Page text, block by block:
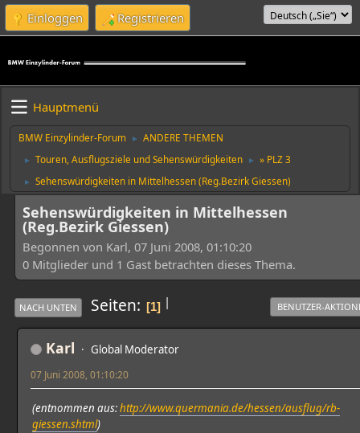
Einloggen Registrieren
Hauptmenü
BMW Einzylinder-Forum ► ANDERE THEMEN
► Touren, Ausflugsziele und Sehenswürdigkeiten ► » PLZ 3
► Sehenswürdigkeiten in Mittelhessen (Reg.Bezirk Giessen)
Sehenswürdigkeiten in Mittelhessen
(Reg.Bezirk Giessen)
Begonnen von Karl, 07 Juni 2008, 01:10:20
0 Mitglieder und 1 Gast betrachten dieses Thema.
|
NACH UNTEN Seiten 1 BENUTZER-
Karl Global Moderator
07 Juni 2008, 01:10:20
(entnommen aus:http://www.quermania.de/hessen/ausflug/rb-
giessen.shtml)